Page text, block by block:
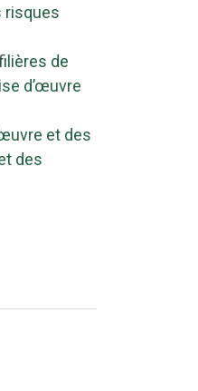
risques
de
d’œuvre
et des
des